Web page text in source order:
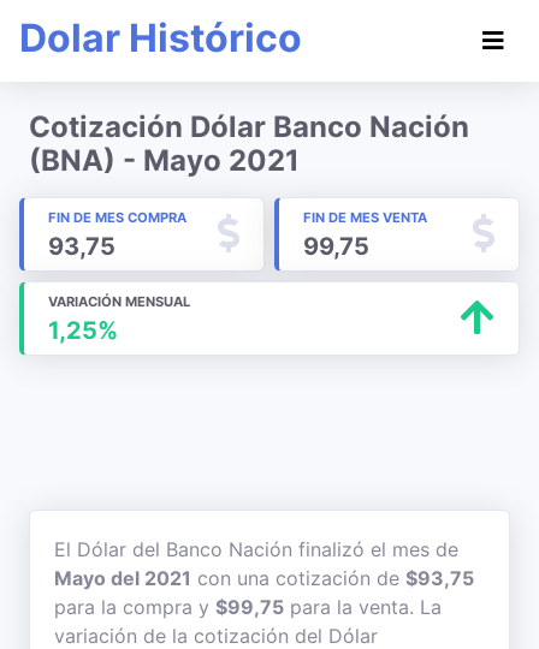
Dolar Histórico
Cotización Dólar Banco Nación
(BNA) - Mayo 2021
FIN DE MES COMPRA
93,75
FIN DE MES VENTA
99,75
VARIACIÓN MENSUAL
1,25%
El Dólar del Banco Nación finalizó el mes de
Mayo del 2021 con una cotización de $93,75
para la compra y $99,75 para la venta. La
variación de la cotización del Dólar